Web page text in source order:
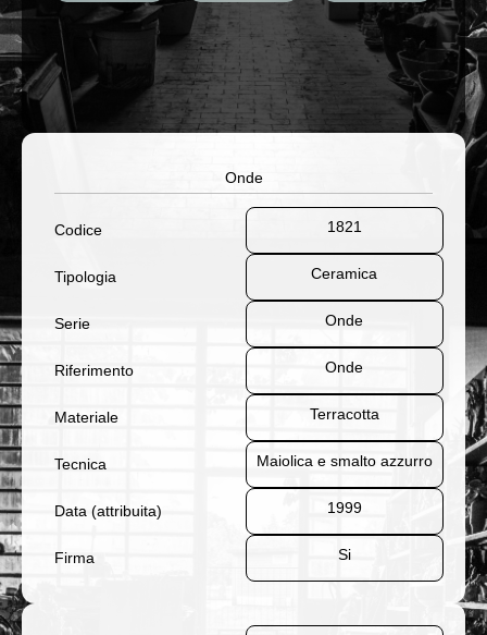
Onde
Codice 1821
Tipologia Ceramica
Serie Onde
Riferimento Onde
Materiale Terracotta
Tecnica Maiolica e smalto azzurro
Data (attribuita) 1999
Firma Si